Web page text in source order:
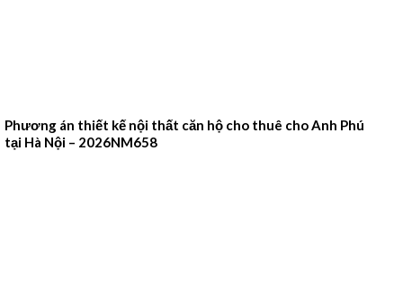
Phương án thiết kế nội thất căn hộ cho thuê cho Anh Phú
tại Hà Nội – 2026NM658